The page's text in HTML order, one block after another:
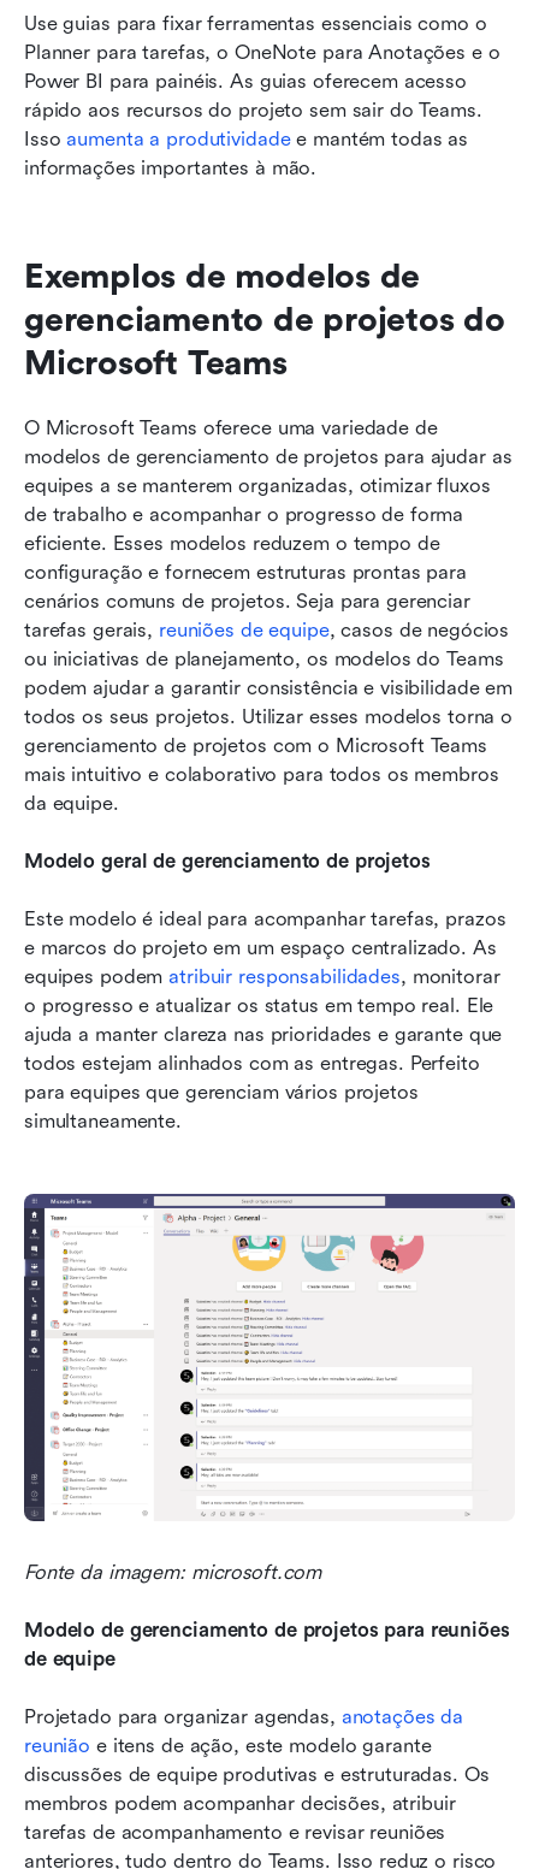
Use guias para fixar ferramentas essenciais como o
Planner para tarefas, o OneNote para Anotações e o
Power BI para painéis. As guias oferecem acesso
rápido aos recursos do projeto sem sair do Teams.
Isso aumenta a produtividade e mantém todas as
informações importantes à mão.
Exemplos de modelos de
gerenciamento de projetos do
Microsoft Teams
O Microsoft Teams oferece uma variedade de
modelos de gerenciamento de projetos para ajudar as
equipes a se manterem organizadas, otimizar fluxos
de trabalho e acompanhar o progresso de forma
eficiente. Esses modelos reduzem o tempo de
configuração e fornecem estruturas prontas para
cenários comuns de projetos. Seja para gerenciar
tarefas gerais, reuniões de equipe, casos de negócios
ou iniciativas de planejamento, os modelos do Teams
podem ajudar a garantir consistência e visibilidade em
todos os seus projetos. Utilizar esses modelos torna o
gerenciamento de projetos com o Microsoft Teams
mais intuitivo e colaborativo para todos os membros
da equipe.
Modelo geral de gerenciamento de projetos
Este modelo é ideal para acompanhar tarefas, prazos
e marcos do projeto em um espaço centralizado. As
equipes podem atribuir responsabilidades, monitorar
o progresso e atualizar os status em tempo real. Ele
ajuda a manter clareza nas prioridades e garante que
todos estejam alinhados com as entregas. Perfeito
para equipes que gerenciam vários projetos
simultaneamente.
Fonte da imagem: microsoft.com
Modelo de gerenciamento de projetos para reuniões
de equipe
Projetado para organizar agendas, anotações da
reunião e itens de ação, este modelo garante
discussões de equipe produtivas e estruturadas. Os
membros podem acompanhar decisões, atribuir
tarefas de acompanhamento e revisar reuniões
anteriores, tudo dentro do Teams. Isso reduz o risco